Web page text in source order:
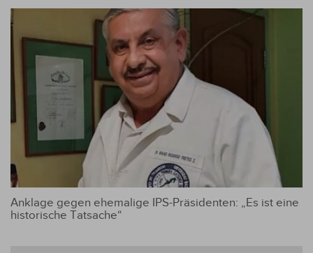
Anklage gegen ehemalige IPS-Präsidenten: „Es ist eine
historische Tatsache“